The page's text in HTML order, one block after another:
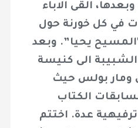
القى الاباء
في كل خورنة حول
يحيا”. وبعد
الى كنيسة
ومار بولس حيث
الكتاب
عدة. اختتم